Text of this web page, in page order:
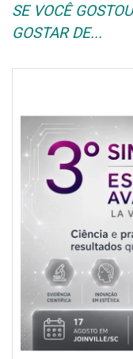
SE VOCÊ
GOSTAR DE...